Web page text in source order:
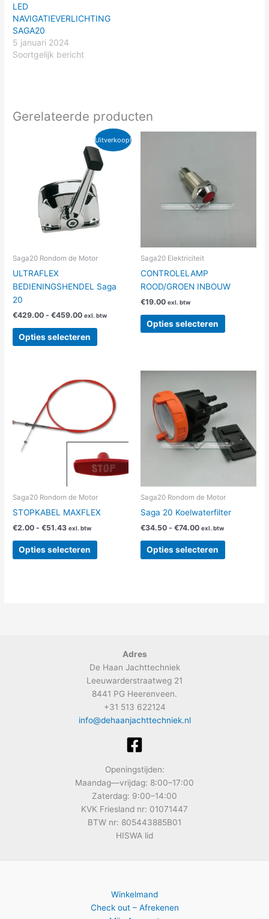
LED
NAVIGATIEVERLICHTING
SAGA20
5 januari 2024
Soortgelijk bericht
Gerelateerde producten
Uitverkoop!
Saga20 Rondom de Motor
ULTRAFLEX
BEDIENINGSHENDEL Saga
20
€429.00 - €459.00
Prijsklasse:
€429.00
tot
€459.00
exl. btw
Opties selecteren
Dit
product
heeft
variaties.
Deze
optie
kan
worden
de
Saga20 Elektriciteit
CONTROLELAMP
ROOD/GROEN INBOUW
€19.00 exl. btw
Opties selecteren
Deze
de
Saga20 Rondom de Motor
STOPKABEL MAXFLEX
€2.00 - €51.43
€2.00
exl. btw
Opties selecteren
product
heeft
meerdere
variaties.
Deze
optie
kan
worden
op
Saga20 Rondom de Motor
Saga 20 Koelwaterfilter
€34.50 - €74.00
tot
€74.00
exl. btw
Opties selecteren
heeft
variaties.
Deze
optie
worden
op
Adres
De Haan Jachttechniek
Leeuwarderstraatweg 21
8441 PG Heerenveen.
+31 513 622124
info@dehaanjachttechniek.nl
Openingstijden:
Maandag—vrijdag: 8:00–17:00
Zaterdag: 9:00–14:00
KVK Friesland nr: 01071447
BTW nr: 805443885B01
HISWA lid
Winkelmand
Check out – Afrekenen